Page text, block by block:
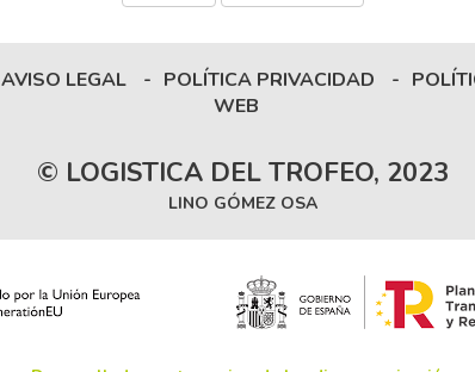
AVISO LEGAL - POLÍTICA PRIVACIDAD -
WEB
© LOGISTICA DEL TROFEO, 2023
LINO GÓMEZ OSA